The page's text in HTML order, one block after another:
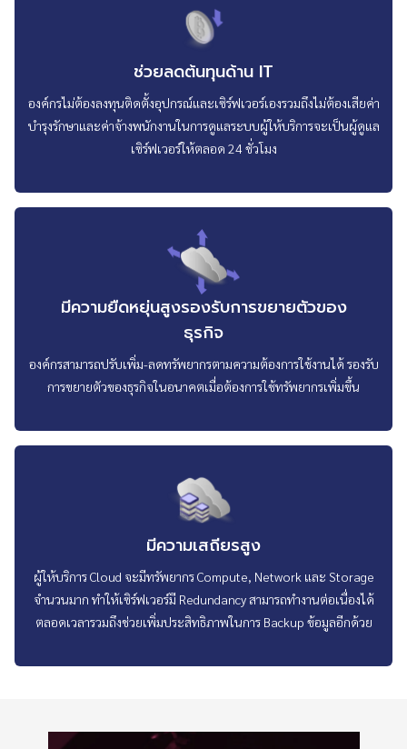
ช่วยลดต้นทุนด้าน IT
องค์กรไม่ต้องลงทุนติดตั้งอุปกรณ์และเซิร์ฟเวอร์เองรวมถึงไม่ต้องเสียค่า
บำรุงรักษาและค่าจ้างพนักงานในการดูแลระบบผู้ให้บริการจะเป็นผู้ดูแล
เซิร์ฟเวอร์ให้ตลอด 24 ชั่วโมง
มีความยืดหยุ่นสูงรองรับการขยายตัวของ
ธุรกิจ
องค์กรสามารถปรับเพิ่ม-ลดทรัพยากรตามความต้องการใช้งานได้ รองรับ
การขยายตัวของธุรกิจในอนาคตเมื่อต้องการใช้ทรัพยากรเพิ่มขึ้น
มีความเสถียรสูง
ผู้ให้บริการ Cloud จะมีทรัพยากร Compute, Network และ Storage
จำนวนมาก ทำให้เซิร์ฟเวอร์มี Redundancy สามารถทำงานต่อเนื่องได้
ตลอดเวลารวมถึงช่วยเพิ่มประสิทธิภาพในการ Backup ข้อมูลอีกด้วย